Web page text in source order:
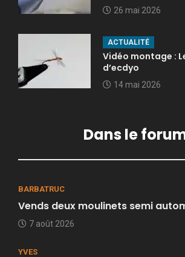
26 mai 2026
ACTUALITÉ
Vidéo montage :
d’ecdyo
14 mai 2026
Dans le
BARBATRUC
Vends deux moulinets semi
7 août 2026
YVES